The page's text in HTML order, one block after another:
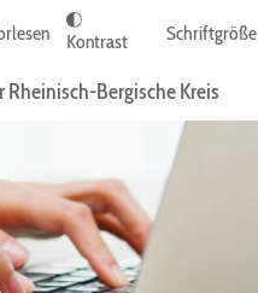
Kontrast Schriftgröße
Rheinisch-Bergische Kreis